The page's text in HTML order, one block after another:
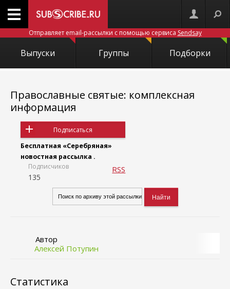
Отправляет email-рассылки с помощью сервиса Sendsay
Выпуски Группы Подборки
Православные святые: комплексная
информация
Подписаться
Бесплатная «Серебряная»
новостная рассылка .
Подписчиков
135
RSS
Автор
Алексей Потупин
Статистика